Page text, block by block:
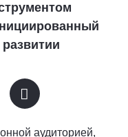
аудиторией,